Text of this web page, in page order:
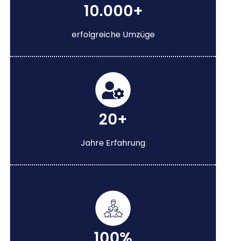
10.000+
erfolgreiche Umzüge
20+
Jahre Erfahrung